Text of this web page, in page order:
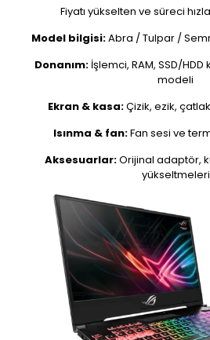
Fiyatı yükselten ve süreci
Model bilgisi:Abra / Tulpar /
Donanım:İşlemci, RAM, SSD/
modeli
Ekran & kasa:Çizik, ezik,
Isınma & fan:Fan sesi ve
Aksesuarlar:Orijinal adaptör,
yükseltmeleri